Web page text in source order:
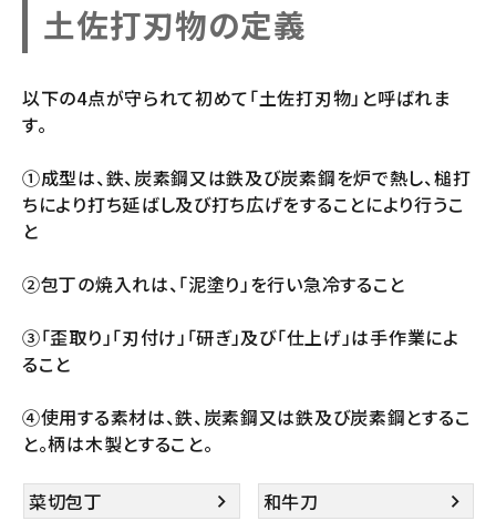
土佐打刃物の定義
以下の4点が守られて初めて「土佐打刃物」と呼ばれま
す。
①成型は、鉄、炭素鋼又は鉄及び炭素鋼を炉で熱し、槌打
ちにより打ち延ばし及び打ち広げをすることにより行うこ
と
②包丁の焼入れは、「泥塗り」を行い急冷すること
③「歪取り」「刃付け」「研ぎ」及び「仕上げ」は手作業によ
ること
④使用する素材は、鉄、炭素鋼又は鉄及び炭素鋼とするこ
と。柄は木製とすること。
菜切包丁
和牛刀